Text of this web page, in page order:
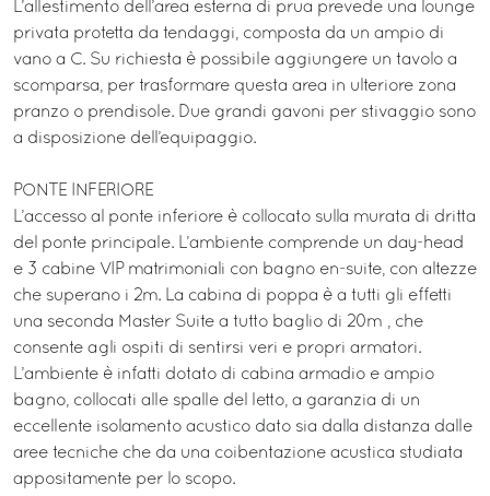
L’allestimento dell’area esterna di prua prevede una lounge
privata protetta da tendaggi, composta da un ampio di
vano a C. Su richiesta è possibile aggiungere un tavolo a
scomparsa, per trasformare questa area in ulteriore zona
pranzo o prendisole. Due grandi gavoni per stivaggio sono
a disposizione dell’equipaggio.
PONTE INFERIORE
L’accesso al ponte inferiore è collocato sulla murata di dritta
del ponte principale. L’ambiente comprende un day-head
e 3 cabine VIP matrimoniali con bagno en-suite, con altezze
che superano i 2m. La cabina di poppa è a tutti gli effetti
una seconda Master Suite a tutto baglio di 20m², che
consente agli ospiti di sentirsi veri e propri armatori.
L’ambiente è infatti dotato di cabina armadio e ampio
bagno, collocati alle spalle del letto, a garanzia di un
eccellente isolamento acustico dato sia dalla distanza dalle
aree tecniche che da una coibentazione acustica studiata
appositamente per lo scopo.